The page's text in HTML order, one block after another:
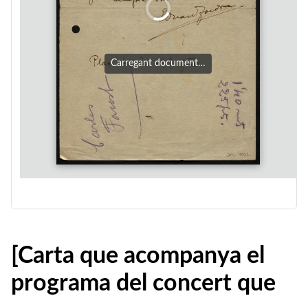
Carregant document…
[Carta que acompanya el
programa del concert que